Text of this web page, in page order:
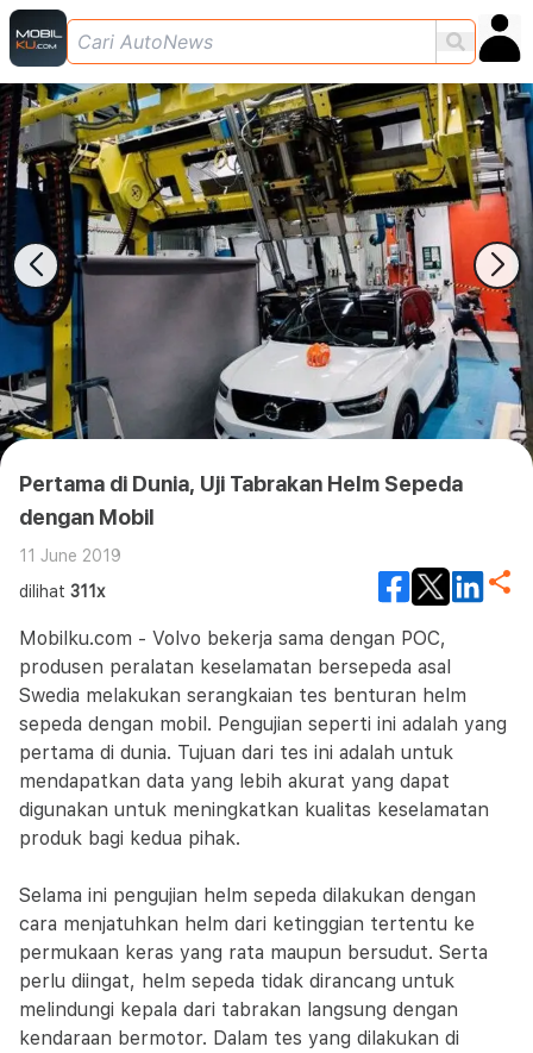
Pertama di Dunia, Uji Tabrakan Helm Sepeda
dengan Mobil
11 June 2019
dilihat 311x
Mobilku.com - Volvo bekerja sama dengan POC,
produsen peralatan keselamatan bersepeda asal
Swedia melakukan serangkaian tes benturan helm
sepeda dengan mobil. Pengujian seperti ini adalah yang
pertama di dunia. Tujuan dari tes ini adalah untuk
mendapatkan data yang lebih akurat yang dapat
digunakan untuk meningkatkan kualitas keselamatan
produk bagi kedua pihak.
Selama ini pengujian helm sepeda dilakukan dengan
cara menjatuhkan helm dari ketinggian tertentu ke
permukaan keras yang rata maupun bersudut. Serta
perlu diingat, helm sepeda tidak dirancang untuk
melindungi kepala dari tabrakan langsung dengan
kendaraan bermotor. Dalam tes yang dilakukan di